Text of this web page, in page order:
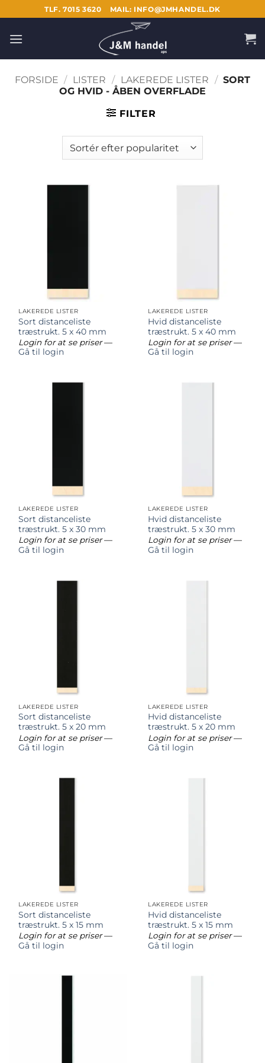
til
indhold
TLF. 7015 3620 MAIL: INFO@JMHANDEL.DK
FORSIDE / LISTER / LAKEREDE LISTER / SORT
OG HVID - ÅBEN OVERFLADE
FILTER
LAKEREDE LISTER
Sort distanceliste
træstrukt. 5 x 40 mm
Login for at se priser—
Gå til login
LAKEREDE LISTER
Hvid distanceliste
træstrukt. 5 x 40 mm
Login for at se priser—
Gå til login
LAKEREDE LISTER
Sort distanceliste
træstrukt. 5 x 30 mm
Login for at se priser—
Gå til login
LAKEREDE LISTER
Hvid distanceliste
træstrukt. 5 x 30 mm
Login for at se priser—
Gå til login
LAKEREDE LISTER
Sort distanceliste
træstrukt. 5 x 20 mm
Login for at se priser—
Gå til login
LAKEREDE LISTER
Hvid distanceliste
træstrukt. 5 x 20 mm
Login for at se priser—
Gå til login
LAKEREDE LISTER
Sort distanceliste
træstrukt. 5 x 15 mm
Login for at se priser—
Gå til login
LAKEREDE LISTER
Hvid distanceliste
træstrukt. 5 x 15 mm
Login for at se priser—
Gå til login